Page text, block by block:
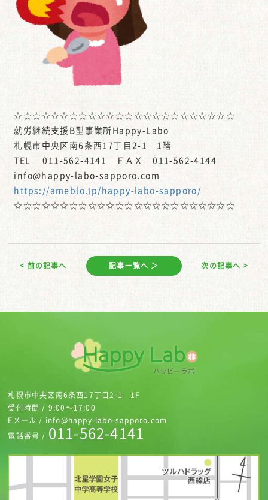
☆☆☆☆☆☆☆☆☆☆☆☆☆☆☆☆☆☆☆☆☆☆☆☆
就労継続支援B型事業所Happy-Labo
札幌市中央区南6条西17丁目2-1 1階
TEL 011-562-4141 ＦＡＸ 011-562-4144
info@happy-labo-sapporo.com
https://ameblo.jp/happy-labo-sapporo/
☆☆☆☆☆☆☆☆☆☆☆☆☆☆☆☆☆☆☆☆☆☆☆☆
< 前の記事へ 記事一覧へ ＞ 次の記事へ >
札幌市中央区南6条西17丁目2-1 1F
受付時間 / 9:00～17:00
Eメール / info@happy-labo-sapporo.com
電話番号 / 011-562-4141